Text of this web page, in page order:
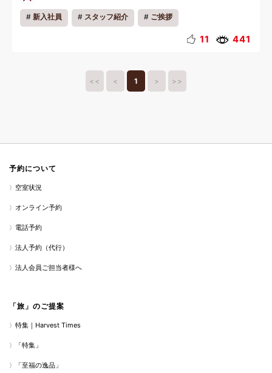
新入社員 スタッフ紹介 ご挨拶
11 441
<< < 1 > >>
予約について
空室状況
オンライン予約
電話予約
法人予約（代行）
法人会員ご担当者様へ
「旅」のご提案
特集｜Harvest Times
「特集」
「至福の逸品」